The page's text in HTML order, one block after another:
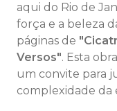
aqui do Rio de
força e a beleza
páginas de
Versos". Esta
um convite para
complexidade da